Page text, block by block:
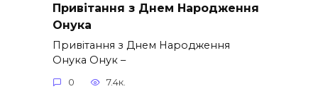
Привітання з Днем Народження
Онука
Привітання з Днем Народження
Онука Онук –
0 7.4к.